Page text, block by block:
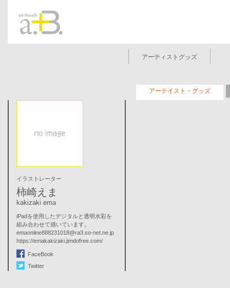
アーティストグッズ
アーテイスト・グッズ
イラストレーター
柿崎えま
kakizaki ema
iPadを使用したデジタルと透明水彩を
組み合わせて描いています。
emaonline888231018@ra3.so-net.ne.jp
https://emakakizaki.jimdofree.com/
FaceBook
Twitter